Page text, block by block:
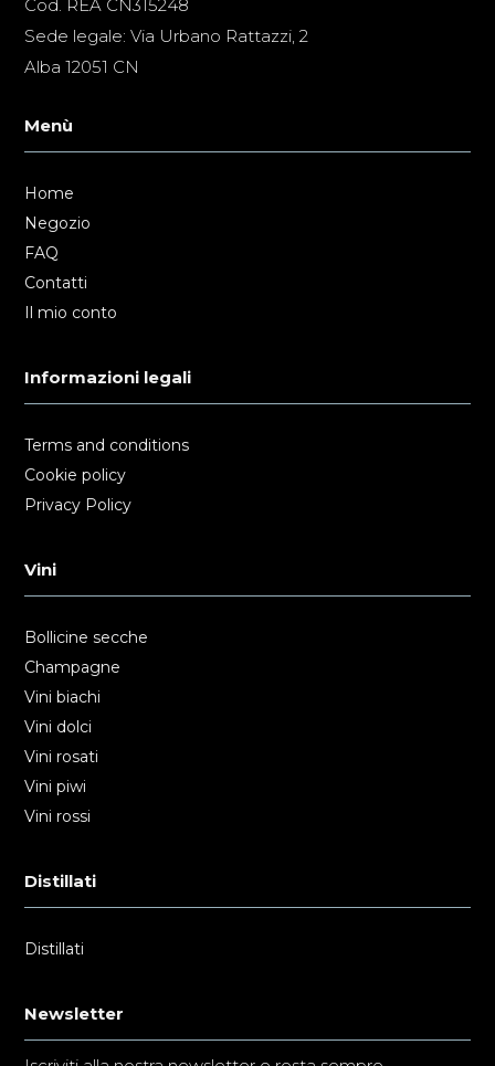
Cod. REA CN315248
Sede legale: Via Urbano Rattazzi, 2
Alba 12051 CN
Menù
Home
Negozio
FAQ
Contatti
Il mio conto
Informazioni legali
Terms and conditions
Cookie policy
Privacy Policy
Vini
Bollicine secche
Champagne
Vini biachi
Vini dolci
Vini rosati
Vini piwi
Vini rossi
Distillati
Distillati
Newsletter